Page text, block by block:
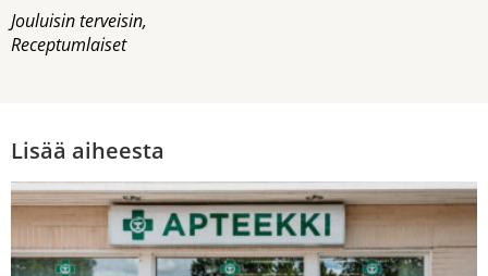
Jouluisin terveisin,
Receptumlaiset
Lisää aiheesta